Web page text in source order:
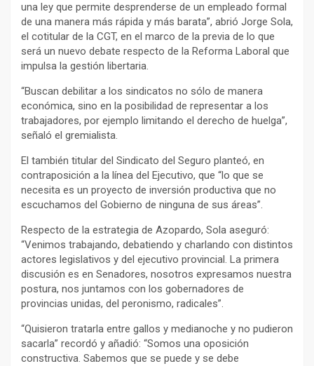
una ley que permite desprenderse de un empleado formal
de una manera más rápida y más barata”, abrió Jorge Sola,
el cotitular de la CGT, en el marco de la previa de lo que
será un nuevo debate respecto de la Reforma Laboral que
impulsa la gestión libertaria.
“Buscan debilitar a los sindicatos no sólo de manera
económica, sino en la posibilidad de representar a los
trabajadores, por ejemplo limitando el derecho de huelga”,
señaló el gremialista.
El también titular del Sindicato del Seguro planteó, en
contraposición a la línea del Ejecutivo, que “lo que se
necesita es un proyecto de inversión productiva que no
escuchamos del Gobierno de ninguna de sus áreas”.
Respecto de la estrategia de Azopardo, Sola aseguró:
“Venimos trabajando, debatiendo y charlando con distintos
actores legislativos y del ejecutivo provincial. La primera
discusión es en Senadores, nosotros expresamos nuestra
postura, nos juntamos con los gobernadores de
provincias unidas, del peronismo, radicales”.
“Quisieron tratarla entre gallos y medianoche y no pudieron
sacarla” recordó y añadió: “Somos una oposición
constructiva. Sabemos que se puede y se debe